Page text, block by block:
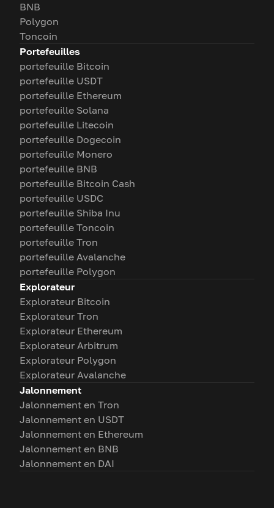
BNB
Polygon
Toncoin
Portefeuilles
portefeuille Bitcoin
portefeuille USDT
portefeuille Ethereum
portefeuille Solana
portefeuille Litecoin
portefeuille Dogecoin
portefeuille Monero
portefeuille BNB
portefeuille Bitcoin Cash
portefeuille USDC
portefeuille Shiba Inu
portefeuille Toncoin
portefeuille Tron
portefeuille Avalanche
portefeuille Polygon
Explorateur
Explorateur Bitcoin
Explorateur Tron
Explorateur Ethereum
Explorateur Arbitrum
Explorateur Polygon
Explorateur Avalanche
Jalonnement
Jalonnement en Tron
Jalonnement en USDT
Jalonnement en Ethereum
Jalonnement en BNB
Jalonnement en DAI